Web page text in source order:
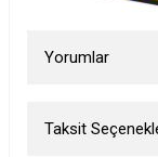
Yorumlar
Taksit